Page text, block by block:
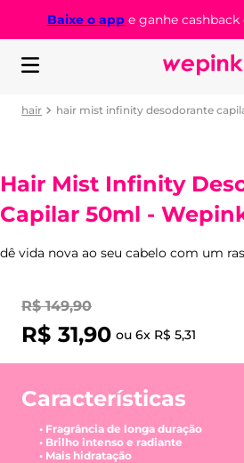
Baixe o appe ganhe cashback
hair hair mist infinity desodorante
Hair Mist Infinity
Capilar 50ml -
dê vida nova ao seu cabelo com um
R$ 149,90
R$ 31,90 ou 6x R$ 5,31
Características
• Fragrância de longa duração
• Brilho intenso e radiante
• Mais hidratação